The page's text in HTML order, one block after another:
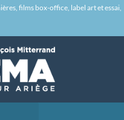
films box-office, label art et essai,